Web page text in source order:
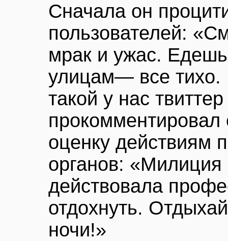
Сначала он
пользователей:
мрак и ужас.
улицам— все тихо.
такой у нас
оценку действиям
органов:
действовала
отдохнуть.
ночи!»